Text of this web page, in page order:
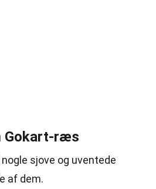
Gokart-ræs
sjove og uventede
af dem.